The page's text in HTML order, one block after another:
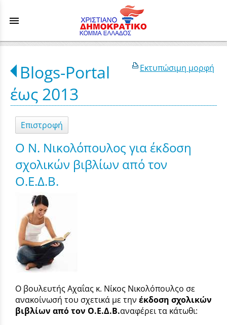
menu
Εκτυπώσιμη μορφή
Blogs-Portal
έως 2013
Επιστροφή
Ο Ν. Νικολόπουλος για έκδοση
σχολικών βιβλίων από τον
Ο.Ε.Δ.Β.
Ο βουλευτής Αχαΐας κ. Νίκος Νικολόπουλςο σε
ανακοίνωσή του σχετικά με την έκδοση σχολικών
βιβλίων από τον Ο.Ε.Δ.Β.αναφέρει τα κάτωθι: